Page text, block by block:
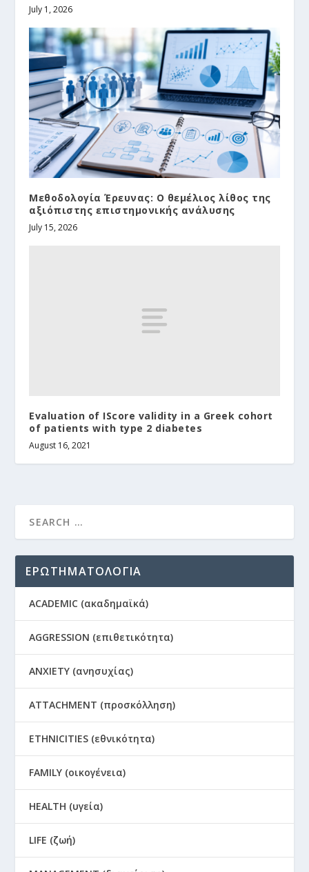
July 1, 2026
Μεθοδολογία Έρευνας: Ο θεμέλιος λίθος της
αξιόπιστης επιστημονικής ανάλυσης
July 15, 2026
Evaluation of IScore validity in a Greek cohort
of patients with type 2 diabetes
August 16, 2021
ΕΡΩΤΗΜΑΤΟΛΟΓΙΑ
ACADEMIC (ακαδημαϊκά)
AGGRESSION (επιθετικότητα)
ANXIETY (ανησυχίας)
ATTACHMENT (προσκόλληση)
ETHNICITIES (εθνικότητα)
FAMILY (οικογένεια)
HEALTH (υγεία)
LIFE (ζωή)